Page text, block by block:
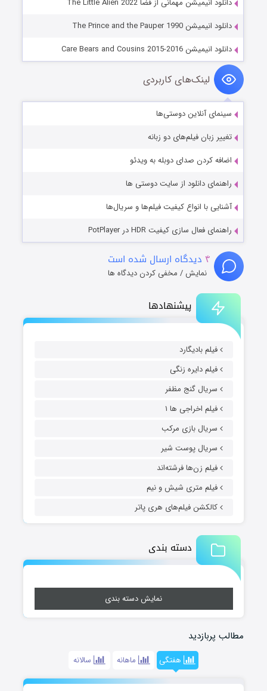
پیشنهادها
فیلم بادیگارد
فیلم دایره زنگی
سریال گنج مظفر
فیلم اخراجی ها ۱
سریال بازی مرکب
سریال پوست شیر
فیلم زن‌ها فرشته‌اند
فیلم متری شیش و نیم
کالکشن فیلم‌های هری پاتر
دسته بندی
نمایش دسته بندی
مطالب پربازدید
هفتگی ماهانه سالانه
دانلود انیمیشن مهمانی از فضا The Little Alien 2022
دانلود انیمیشن The Prince and the Pauper 1990
دانلود انیمیشن Care Bears and Cousins 2015-2016
لینک‌های کاربردی
سینمای آنلاین دوستی‌ها
تغییر زبان فیلم‌های دو زبانه
اضافه کردن صدای دوبله به ویدئو
راهنمای دانلود از سایت دوستی ها
آشنایی با انواع کیفیت فیلم‌ها و سریال‌ها
راهنمای فعال سازی کیفیت HDR در PotPlayer
۴ دیدگاه ارسال شده است
نمایش / مخفی کردن دیدگاه ها